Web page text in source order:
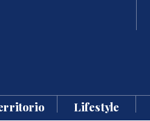
Lifestyle